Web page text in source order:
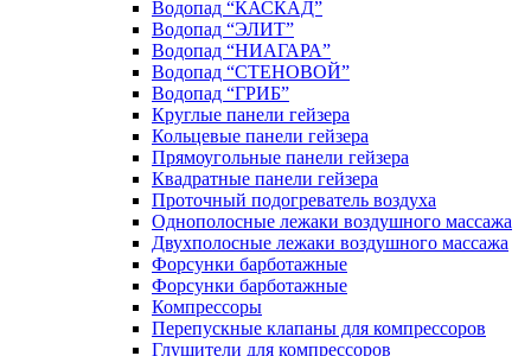
Водопад “КАСКАД”
Водопад “ЭЛИТ”
Водопад “НИАГАРА”
Водопад “СТЕНОВОЙ”
Водопад “ГРИБ”
Круглые панели гейзера
Кольцевые панели гейзера
Прямоугольные панели гейзера
Квадратные панели гейзера
Проточный подогреватель воздуха
Однополосные лежаки воздушного массажа
Двухполосные лежаки воздушного массажа
Форсунки барботажные
Форсунки барботажные
Компрессоры
Перепускные клапаны для компрессоров
Глушители для компрессоров